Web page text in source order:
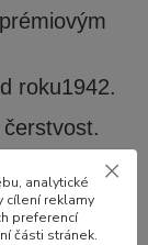
roku1942.
čerstvost.
analytické
cílení reklamy
preferencí
části stránek.